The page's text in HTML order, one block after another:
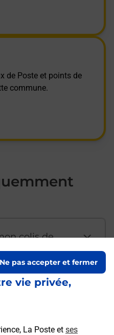
vie privée,
La Poste et ses
Ne pas accepter et fermer
de Poste et points de
commune.
colis de
un
depuis un